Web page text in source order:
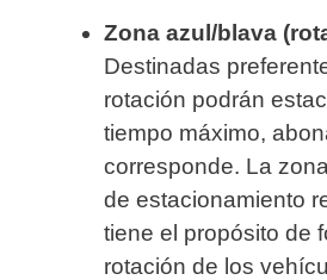
Zona azul/blava
Destinadas
rotación podrán
tiempo máximo,
corresponde. La
de estacionamiento
tiene el propósito de
rotación de los